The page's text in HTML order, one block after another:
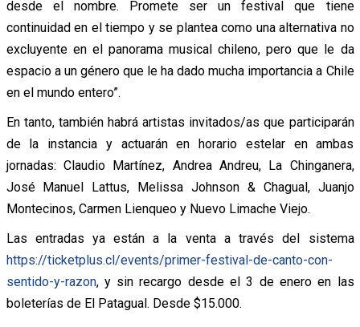
desde el nombre. Promete ser un festival que tiene
continuidad en el tiempo y se plantea como una alternativa no
excluyente en el panorama musical chileno, pero que le da
espacio a un género que le ha dado mucha importancia a Chile
en el mundo entero”.
En tanto, también habrá artistas invitados/as que participarán
de la instancia y actuarán en horario estelar en ambas
jornadas: Claudio Martínez, Andrea Andreu, La Chinganera,
José Manuel Lattus, Melissa Johnson & Chagual, Juanjo
Montecinos, Carmen Lienqueo y Nuevo Limache Viejo.
Las entradas ya están a la venta a través del sistema
https://ticketplus.cl/events/primer-festival-de-canto-con-
sentido-y-razon, y sin recargo desde el 3 de enero en las
boleterías de El Patagual. Desde $15.000.